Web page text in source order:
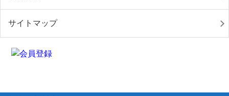
サイトマップ